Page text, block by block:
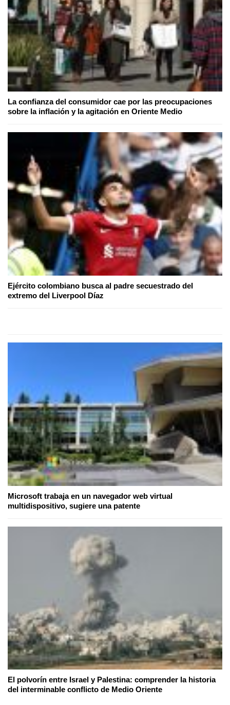
La confianza del consumidor cae por las preocupaciones
sobre la inflación y la agitación en Oriente Medio
Ejército colombiano busca al padre secuestrado del
extremo del Liverpool Díaz
Microsoft trabaja en un navegador web virtual
multidispositivo, sugiere una patente
El polvorín entre Israel y Palestina: comprender la historia
del interminable conflicto de Medio Oriente